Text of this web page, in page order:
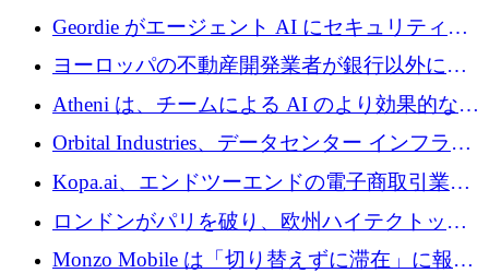
収、チェックアウト時にクレジットを提供
Geordie がエージェント AI にセキュリティと
ガバナンスをもたらすために 3,000 万ドルを
ヨーロッパの不動産開発業者が銀行以外にも
目を向けているため、InRentoの資金調達額は
1億ユーロを突破
Atheni は、チームによる AI のより効果的な使
用を支援するために 35 万ポンドを確保
Orbital Industries、データセンター インフラス
トラクチャ システムの拡張に 5,000 万ドルを
確保
Kopa.ai、エンドツーエンドの電子商取引業務
用の AI エージェントを構築するために 200
万ユーロを調達
ロンドンがパリを破り、欧州ハイテクトップ
の座を奪還
Monzo Mobile は「切り替えずに滞在」に報酬